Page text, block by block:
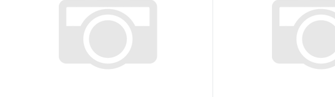
Купить в 1 клик
Сравнение
Под заказ
Купить в 1 клик